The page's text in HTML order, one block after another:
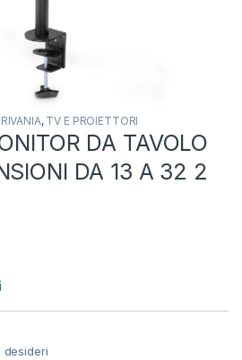
, TV E PROIETTORI
DA TAVOLO
DA 13 A 32 2
desideri